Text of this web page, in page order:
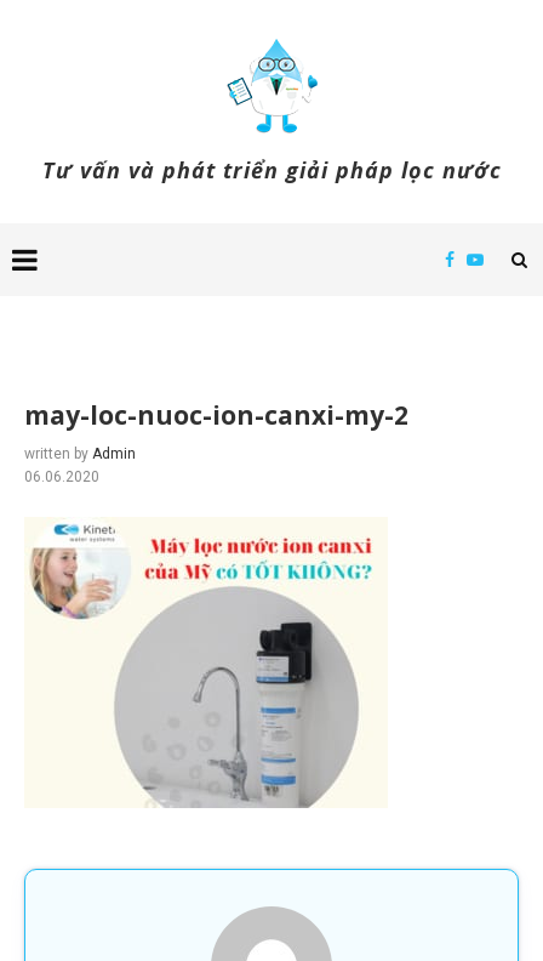
Tư vấn và phát triển giải pháp lọc nước
may-loc-nuoc-ion-canxi-my-2
written by Admin
06.06.2020